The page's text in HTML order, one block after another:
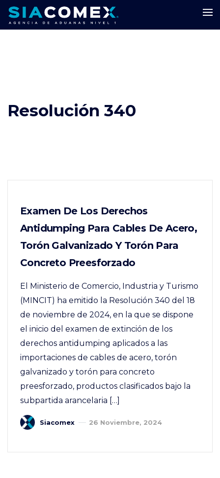
Resolución 340
Examen De Los Derechos
Antidumping Para Cables De Acero,
Torón Galvanizado Y Torón Para
Concreto Preesforzado
El Ministerio de Comercio, Industria y Turismo
(MINCIT) ha emitido la Resolución 340 del 18
de noviembre de 2024, en la que se dispone
el inicio del examen de extinción de los
derechos antidumping aplicados a las
importaciones de cables de acero, torón
galvanizado y torón para concreto
preesforzado, productos clasificados bajo la
subpartida arancelaria […]
Siacomex 26 Noviembre, 2024